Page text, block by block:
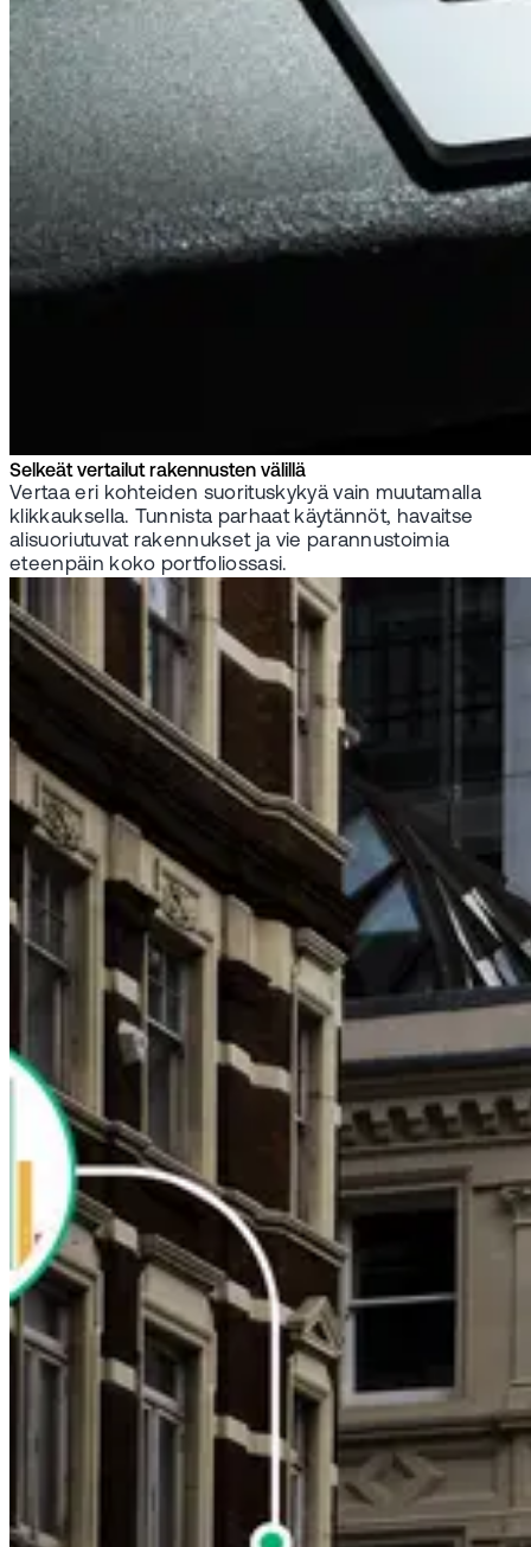
Selkeät vertailut rakennusten välillä
Vertaa eri kohteiden suorituskykyä vain muutamalla
klikkauksella. Tunnista parhaat käytännöt, havaitse
alisuoriutuvat rakennukset ja vie parannustoimia
eteenpäin koko portfoliossasi.